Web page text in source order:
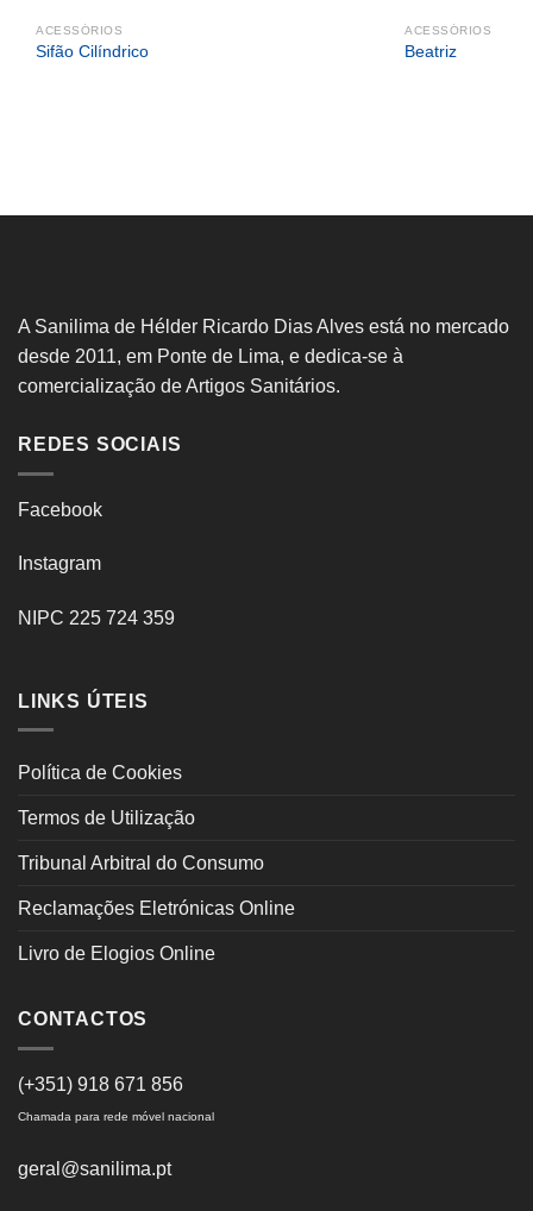
ACESSÓRIOS
Sifão Cilíndrico
ACESSÓRIOS
Beatriz
A Sanilima de Hélder Ricardo Dias Alves está no mercado
desde 2011, em Ponte de Lima, e dedica-se à
comercialização de Artigos Sanitários.
REDES SOCIAIS
Facebook
Instagram
NIPC 225 724 359
LINKS ÚTEIS
Política de Cookies
Termos de Utilização
Tribunal Arbitral do Consumo
Reclamações Eletrónicas Online
Livro de Elogios Online
CONTACTOS
(+351) 918 671 856
Chamada para rede móvel nacional
geral@sanilima.pt